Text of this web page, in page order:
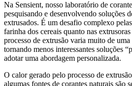
Na Sensient, nosso laboratório de
pesquisando e desenvolvendo soluções
extrusados. É um desafio complexo
farinha dos cereais quanto nas
processo de extrusão varia muito de uma
tornando menos interessantes soluções
adotar uma abordagem personalizada.
O calor gerado pelo processo de
algumas fontes de corantes naturais são